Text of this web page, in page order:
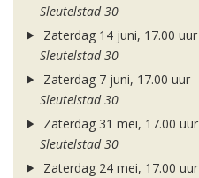
Sleutelstad 30
Zaterdag 14 juni, 17.00 uur
Sleutelstad 30
Zaterdag 7 juni, 17.00 uur
Sleutelstad 30
Zaterdag 31 mei, 17.00 uur
Sleutelstad 30
Zaterdag 24 mei, 17.00 uur